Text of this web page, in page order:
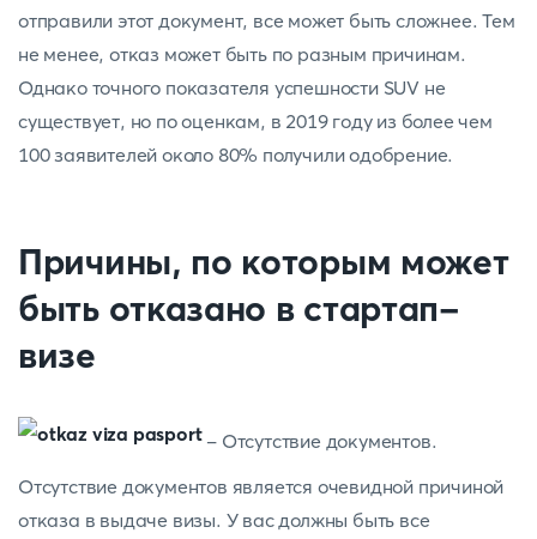
отправили этот документ, все может быть сложнее. Тем
не менее, отказ может быть по разным причинам.
Однако точного показателя успешности SUV не
существует, но по оценкам, в 2019 году из более чем
100 заявителей около 80% получили одобрение.
Причины, по которым может
быть отказано в стартап-
визе
- Отсутствие документов.
Отсутствие документов является очевидной причиной
отказа в выдаче визы. У вас должны быть все